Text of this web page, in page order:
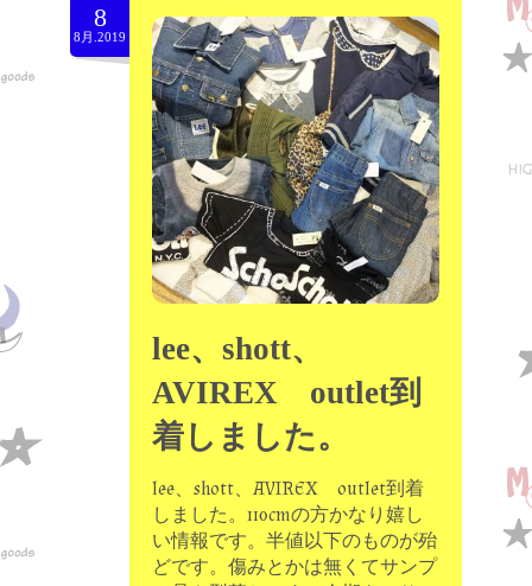
8
8月.2019
lee、shott、
AVIREX outlet到
着しました。
lee、shott、AVIREX outlet到着
しました。110cmの方かなり嬉し
い情報です。半値以下のものが殆
どです。傷みとかは無くてサンプ